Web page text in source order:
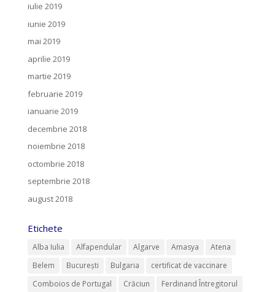
iulie 2019
iunie 2019
mai 2019
aprilie 2019
martie 2019
februarie 2019
ianuarie 2019
decembrie 2018
noiembrie 2018
octombrie 2018
septembrie 2018
august 2018
Etichete
Alba Iulia Alfapendular Algarve Amasya
Atena
Belem
București Bulgaria
certificat de vaccinare
Comboios de Portugal
Crăciun
Ferdinand Întregitorul